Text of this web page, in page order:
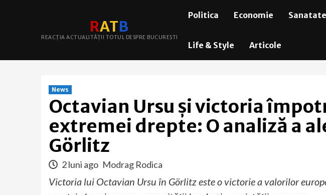
RATB
REACȚIA ACTUALITĂȚII TOTUL DESPRE BUCUREȘTI
Politica Economie Sanatate
Life & Style Articole
News
Octavian Ursu și victoria
extremei drepte: O analiză a
Görlitz
2 luni ago Modrag Rodica
Victoria lui Octavian Ursu în Görlitz este o victorie a valorilor